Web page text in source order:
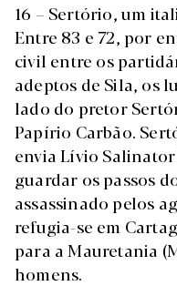
16 – Sertório, um
Entre 83 e 72, por
civil entre os
adeptos de Sila, os
lado do pretor
Papírio Carbão.
envia Lívio
guardar os passos
assassinado pelos
refugia-se em
para a Mauretania
homens.